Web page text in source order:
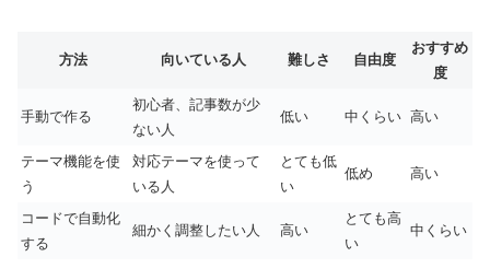
方法 向いている人 難しさ 自由度
おすすめ
度
手動で作る
初心者、記事数が少
ない人
低い 中くらい 高い
テーマ機能を使
う
対応テーマを使って
いる人
とても低
い
低め 高い
コードで自動化
する
細かく調整したい人 高い
とても高
い
中くらい